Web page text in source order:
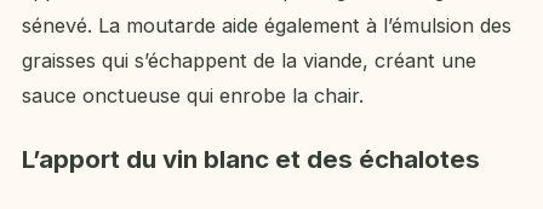
sénevé. La moutarde aide également à l’émulsion des
graisses qui s’échappent de la viande, créant une
sauce onctueuse qui enrobe la chair.
L’apport du vin blanc et des échalotes